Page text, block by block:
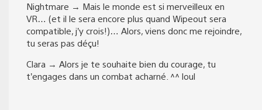
Nightmare → Mais le monde est si merveilleux en
VR… (et il le sera encore plus quand Wipeout sera
compatible, j’y crois!)… Alors, viens donc me rejoindre,
tu seras pas déçu!
Clara → Alors je te souhaite bien du courage, tu
t’engages dans un combat acharné. ^^ loul